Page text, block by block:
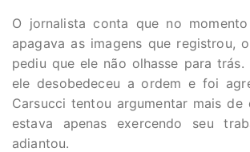
O jornalista conta que no
apagava as imagens que registrou,
pediu que ele não olhasse para trás.
ele desobedeceu a ordem e foi
Carsucci tentou argumentar mais de
estava apenas exercendo seu
adiantou.